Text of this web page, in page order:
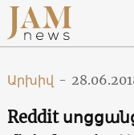
Արխիվ -
Reddit